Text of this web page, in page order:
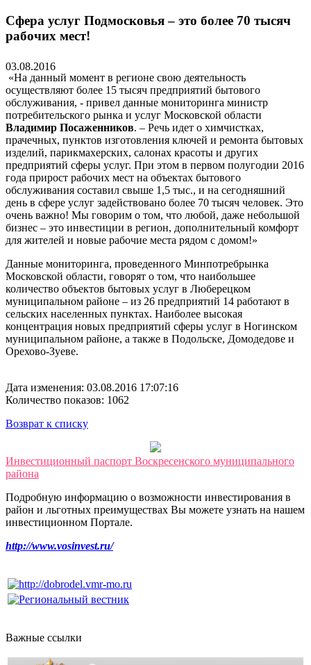
Сфера услуг Подмосковья – это более 70 тысяч
рабочих мест!
03.08.2016
«На данный момент в регионе свою деятельность
осуществляют более 15 тысяч предприятий бытового
обслуживания, - привел данные мониторинга министр
потребительского рынка и услуг Московской области
Владимир Посаженников. – Речь идет о химчистках,
прачечных, пунктов изготовления ключей и ремонта бытовых
изделий, парикмахерских, салонах красоты и других
предприятий сферы услуг. При этом в первом полугодии 2016
года прирост рабочих мест на объектах бытового
обслуживания составил свыше 1,5 тыс., и на сегодняшний
день в сфере услуг задействовано более 70 тысяч человек. Это
очень важно! Мы говорим о том, что любой, даже небольшой
бизнес – это инвестиции в регион, дополнительный комфорт
для жителей и новые рабочие места рядом с домом!»
Данные мониторинга, проведенного Минпотребрынка
Московской области, говорят о том, что наибольшее
количество объектов бытовых услуг в Люберецком
муниципальном районе – из 26 предприятий 14 работают в
сельских населенных пунктах. Наиболее высокая
концентрация новых предприятий сферы услуг в Ногинском
муниципальном районе, а также в Подольске, Домодедове и
Орехово-Зуеве.
Дата изменения: 03.08.2016 17:07:16
Количество показов: 1062
Возврат к списку
Инвестиционный паспорт Воскресенского муниципального
района
Подробную информацию о возможности инвестирования в
район и льготных преимуществах Вы можете узнать на нашем
инвестиционном Портале.
http://www.vosinvest.ru/
Важные ссылки